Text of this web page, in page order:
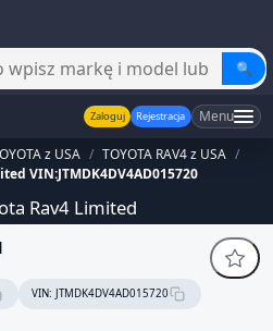
🔍
Zaloguj Rejestracja Menu
z USA / TOYOTA RAV4 z USA /
VIN:JTMDK4DV4AD015720
Rav4 Limited
VIN: JTMDK4DV4AD015720